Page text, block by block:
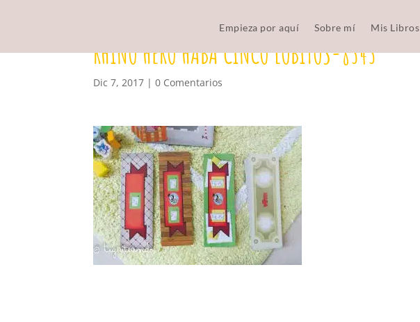
Empieza por aquí Sobre mí Mis Libros
RHINO HERO HABA CINCO LOBITOS-8343
Dic 7, 2017 |0 Comentarios